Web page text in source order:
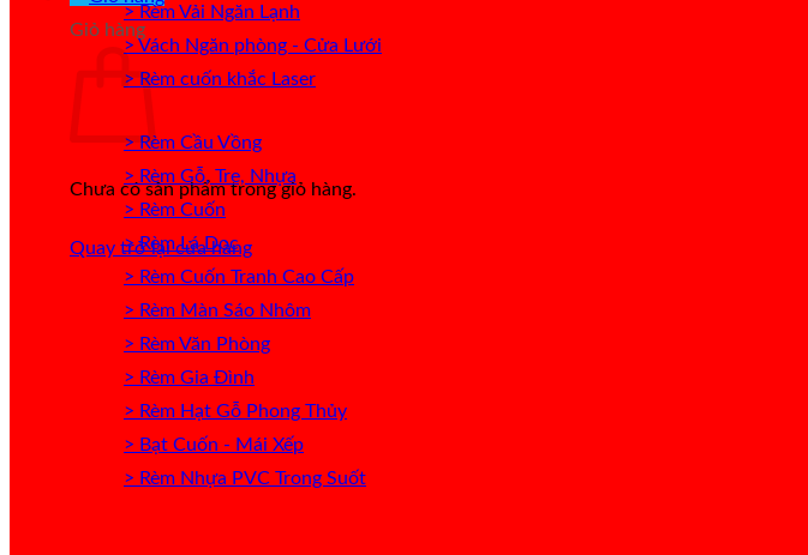
Giỏ hàng
Chưa có sản phẩm trong giỏ hàng.
Quay trở lại cửa hàng
> Rèm Vải Ngăn Lạnh
> Vách Ngăn phòng - Cửa Lưới
> Rèm cuốn khắc Laser
> Rèm Cầu Vồng
> Rèm Gỗ, Tre, Nhựa
> Rèm Cuốn
> Rèm Lá Dọc
> Rèm Cuốn Tranh Cao Cấp
> Rèm Màn Sáo Nhôm
> Rèm Văn Phòng
> Rèm Gia Đình
> Rèm Hạt Gỗ Phong Thủy
> Bạt Cuốn - Mái Xếp
> Rèm Nhựa PVC Trong Suốt